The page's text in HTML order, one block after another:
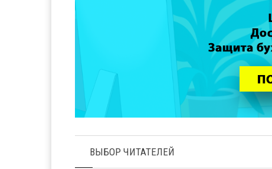
ВЫБОР ЧИТАТЕЛЕЙ